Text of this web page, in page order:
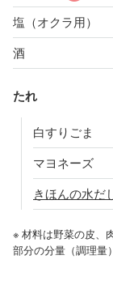
塩（オクラ用）
酒
たれ
白すりごま
マヨネーズ
きほんの水だ
※ 材料は野菜の皮、
部分の分量（調理量